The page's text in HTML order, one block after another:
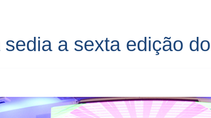
a sexta edição